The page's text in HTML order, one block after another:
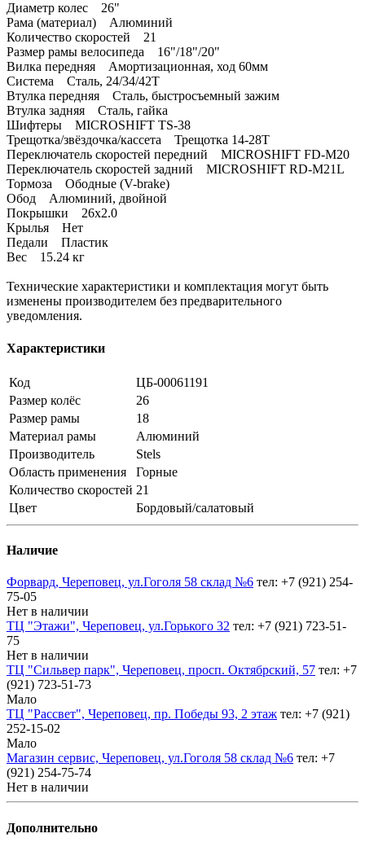
Диаметр колес 26"
Рама (материал) Алюминий
Количество скоростей 21
Размер рамы велосипеда 16"/18"/20"
Вилка передняя Амортизационная, ход 60мм
Система Сталь, 24/34/42Т
Втулка передняя Сталь, быстросъемный зажим
Втулка задняя Сталь, гайка
Шифтеры MICROSHIFT TS-38
Трещотка/звёздочка/кассета Трещотка 14-28Т
Переключатель скоростей передний MICROSHIFT FD-M20
Переключатель скоростей задний MICROSHIFT RD-M21L
Тормоза Ободные (V-brake)
Обод Алюминий, двойной
Покрышки 26x2.0
Крылья Нет
Педали Пластик
Вес 15.24 кг
Технические характеристики и комплектация могут быть
изменены производителем без предварительного
уведомления.
Характеристики
Код
ЦБ-00061191
Размер колёс
26
Размер рамы
18
Материал рамы
Алюминий
Производитель
Stels
Область применения
Горные
Количество скоростей 21
Цвет
Бордовый/салатовый
Наличие
Форвард, Череповец, ул.Гоголя 58 склад №6 тел: +7 (921) 254-
75-05
Нет в наличии
ТЦ "Этажи", Череповец, ул.Горького 32 тел: +7 (921) 723-51-
75
Нет в наличии
ТЦ "Сильвер парк", Череповец, просп. Октябрский, 57 тел: +7
(921) 723-51-73
Мало
ТЦ "Рассвет", Череповец, пр. Победы 93, 2 этаж тел: +7 (921)
252-15-02
Мало
Магазин сервис, Череповец, ул.Гоголя 58 склад №6 тел: +7
(921) 254-75-74
Нет в наличии
Дополнительно